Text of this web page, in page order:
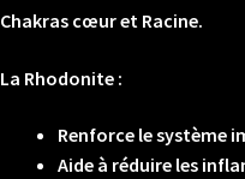
Chakras cœur et Racine.
La Rhodonite :
Renforce le système
Aide à réduire les